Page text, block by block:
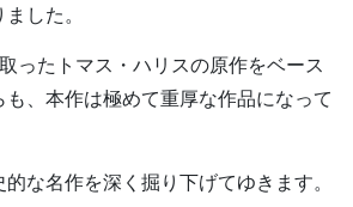
した。
ったトマス・ハリスの原作をベース
、本作は極めて重厚な作品になって
な名作を深く掘り下げてゆきます。